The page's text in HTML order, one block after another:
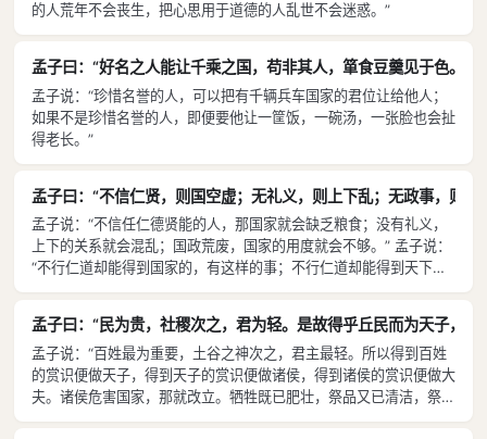
的人荒年不会丧生，把心思用于道德的人乱世不会迷惑。”
孟子曰：“好名之人能让千乘之国，苟非其人，箪食豆羹见于色。”
孟子说：“珍惜名誉的人，可以把有千辆兵车国家的君位让给他人；
如果不是珍惜名誉的人，即便要他让一筐饭，一碗汤，一张脸也会扯
得老长。”
孟子曰：“不信仁贤，则国空虚；无礼义，则上下乱；无政事，则
孟子说：“不信任仁德贤能的人，那国家就会缺乏粮食；没有礼义，
上下的关系就会混乱；国政荒废，国家的用度就会不够。” 孟子说：
“不行仁道却能得到国家的，有这样的事；不行仁道却能得到天下
的，从没有这样的事。”
孟子曰：“民为贵，社稷次之，君为轻。是故得乎丘民而为天子，
孟子说：“百姓最为重要，土谷之神次之，君主最轻。所以得到百姓
的赏识便做天子，得到天子的赏识便做诸侯，得到诸侯的赏识便做大
夫。诸侯危害国家，那就改立。牺牲既已肥壮，祭品又已清洁，祭祀
也按时进行，但还是遭受旱灾水灾，那就改立土谷之神。”